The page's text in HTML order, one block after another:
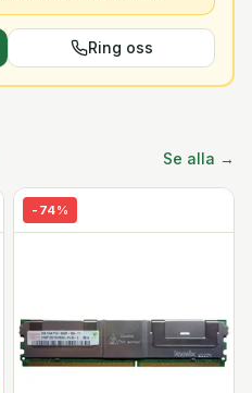
Ring oss
Se alla →
- 74%